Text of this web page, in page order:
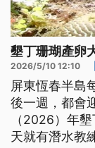
墾丁珊瑚產卵
2026/5/10 12:10
屏東恆春半島
後一週，都會
（2026）年
天就有潛水教